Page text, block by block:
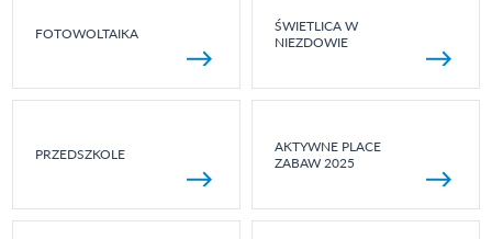
FOTOWOLTAIKA
ŚWIETLICA W
NIEZDOWIE
PRZEDSZKOLE
AKTYWNE PLACE
ZABAW 2025